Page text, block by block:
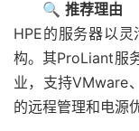
🔍 推荐理由
HPE的服务器以
构。其ProLiant服
业，支持VMware
的远程管理和电源